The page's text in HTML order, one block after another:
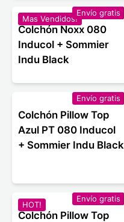
Mas Vendidos!
Envío gratis
Colchón Noxx 080
Inducol + Sommier
Indu Black
Envío gratis
Colchón Pillow Top
Azul PT 080 Inducol
+ Sommier Indu Black
HOT!
Envío gratis
Colchón Pillow Top